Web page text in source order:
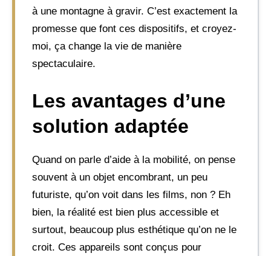
à une montagne à gravir. C’est exactement la
promesse que font ces dispositifs, et croyez-
moi, ça change la vie de manière
spectaculaire.
Les avantages d’une
solution adaptée
Quand on parle d’aide à la mobilité, on pense
souvent à un objet encombrant, un peu
futuriste, qu’on voit dans les films, non ? Eh
bien, la réalité est bien plus accessible et
surtout, beaucoup plus esthétique qu’on ne le
croit. Ces appareils sont conçus pour